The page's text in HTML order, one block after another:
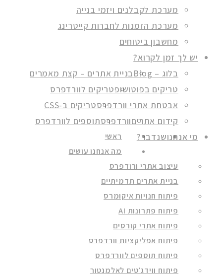
מערכת לקבלנים ויזמי בנייה
מערכת הזמנות לחברות קייטרינג
מחשבון ביטוחים
יש לך זמן לקרוא?
בלוג – Blog
בניית אתרים – קצת מאמרים
טריקים בפוטושופטריקים לוורדפרס
אבטחת אתרי וורדפרסטריקים ב-CSS
קידום אתריםוורדפרסתוספים לוורדפרס
מי אנחנושנדבר?
ראשי
מה אנחנו עושים
עיצוב אתרי ורודפרס
בניית אתרים תדמיתיים
פיתוח חנויות איקומרס
פיתוח פתרונות AI
פיתוח אתרי קורסים
פיתוח אפליקציות וורדפרס
פיתוח תוספים לוורדפרס
פיתוח ווידג’טים לאלמנטור